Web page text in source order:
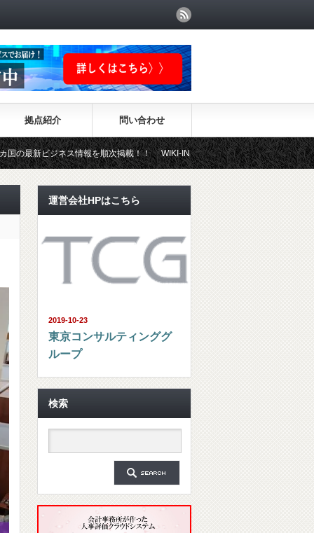
拠点紹介 問い合わせ
ス情報を順次掲載！！ WIKI-INVESTMENTはこちらから！
運営会社HPはこちら
2019-10-23
東京コンサルティンググ
ループ
検索